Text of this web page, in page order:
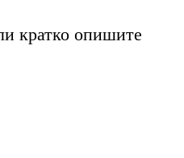
кратко опишите